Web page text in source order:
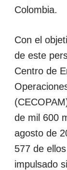
Colombia.
Con el
de este
Centro de
de mil 600
agosto de
577 de
impulsado